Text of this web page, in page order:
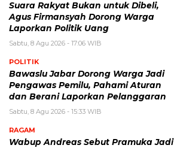
Suara Rakyat Bukan untuk Dibeli,
Agus Firmansyah Dorong Warga
Laporkan Politik Uang
Sabtu, 8 Agu 2026 - 17:06 WIB
POLITIK
Bawaslu Jabar Dorong Warga Jadi
Pengawas Pemilu, Pahami Aturan
dan Berani Laporkan Pelanggaran
Sabtu, 8 Agu 2026 - 15:33 WIB
RAGAM
Wabup Andreas Sebut Pramuka Jadi